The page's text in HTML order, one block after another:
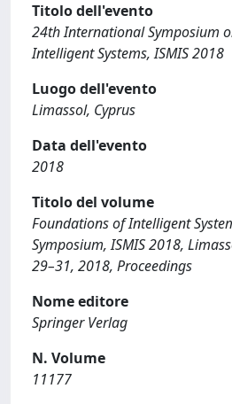
Titolo dell'evento
24th International Symposium
Intelligent Systems, ISMIS 2018
Luogo dell'evento
Limassol, Cyprus
Data dell'evento
2018
Titolo del volume
Foundations of Intelligent
Symposium, ISMIS 2018,
29–31, 2018, Proceedings
Nome editore
Springer Verlag
N. Volume
11177